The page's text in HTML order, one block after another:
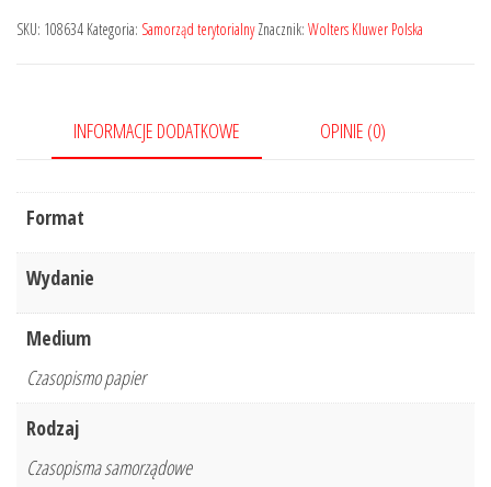
-
SKU: 108634 Kategoria: Samorząd terytorialny Znacznik: Wolters Kluwer Polska
INFORMACJE DODATKOWE OPINIE (0)
Format
Wydanie
Medium
Czasopismo papier
Rodzaj
Czasopisma samorządowe